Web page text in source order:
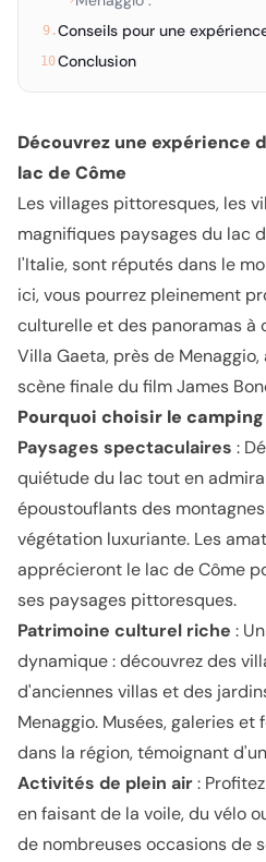
9.Conseils pour une
10.Conclusion
Découvrez une expérience
lac de Côme
Les villages pittoresques, les
magnifiques paysages du lac
l'Italie, sont réputés dans le
ici, vous pourrez pleinement
culturelle et des panoramas à
Villa Gaeta, près de
scène finale du film James
Pourquoi choisir le camping
Paysages spectaculaires :
quiétude du lac tout en
époustouflants des
végétation luxuriante. Les
apprécieront le lac de Côme
ses paysages pittoresques.
Patrimoine culturel riche :
dynamique : découvrez des
d'anciennes villas et des
Menaggio. Musées, galeries
dans la région, témoignant
Activités de plein air:
en faisant de la voile, du vélo
de nombreuses occasions de